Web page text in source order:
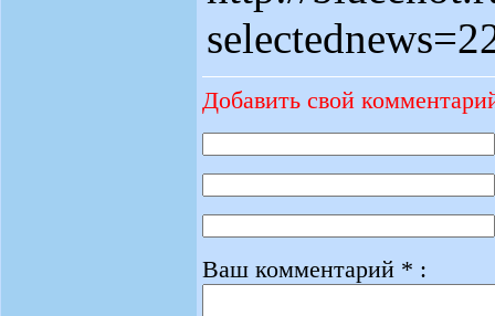
Добавить свой
Ваш комментарий * :